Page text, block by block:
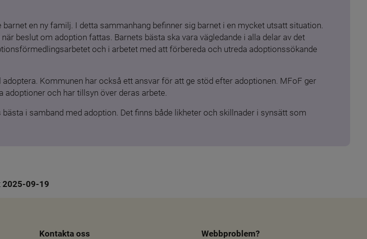
en ny familj. I detta sammanhang befinner sig barnet i en mycket utsatt situation.
beslut om adoption fattas. Barnets bästa ska vara vägledande i alla delar av det
och i arbetet med att förbereda och utreda adoptionssökande
Kommunen har också ett ansvar för att ge stöd efter adoptionen. MFoF ger
och har tillsyn över deras arbete.
i samband med adoption. Det finns både likheter och skillnader i synsätt som
2025-09-19
Kontakta oss Webbproblem?